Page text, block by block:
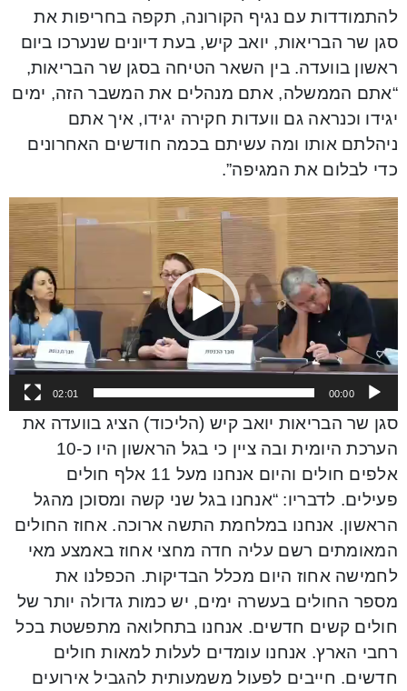
להתמודדות עם נגיף הקורונה, תקפה בחריפות את
סגן שר הבריאות, יואב קיש, בעת דיונים שנערכו ביום
ראשון בוועדה. בין השאר הטיחה בסגן שר הבריאות,
“אתם הממשלה, אתם מנהלים את המשבר הזה, ימים
יגידו וכנראה גם וועדות חקירה יגידו, איך אתם
ניהלתם אותו ומה עשיתם בכמה חודשים האחרונים
כדי לבלום את המגיפה”.
Video
Player
00:00
02:01
סגן שר הבריאות יואב קיש (הליכוד) הציג בוועדה את
הערכת היומית ובה ציין כי בגל הראשון היו כ-10
אלפים חולים והיום אנחנו מעל 11 אלף חולים
פעילים. לדבריו: “אנחנו בגל שני קשה ומסוכן מהגל
הראשון. אנחנו במלחמת התשה ארוכה. אחוז החולים
המאומתים רשם עליה חדה מחצי אחוז באמצע מאי
לחמישה אחוז היום מכלל הבדיקות. הכפלנו את
מספר החולים בעשרה ימים, יש כמות גדולה יותר של
חולים קשים חדשים. אנחנו בתחלואה מתפשטת בכל
רחבי הארץ. אנחנו עומדים לעלות למאות חולים
חדשים. חייבים לפעול משמעותית להגביל אירועים